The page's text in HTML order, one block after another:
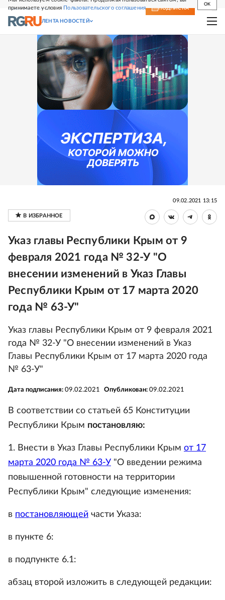
принимаете условия Пользовательского соглашения
OK
СВЕЖИЙ НОМЕР ПОДПИСКА
ЛЕНТА НОВОСТЕЙ
09.02.2021 13:15
Указ главы Республики Крым от 9
февраля 2021 года № 32-У "О
внесении изменений в Указ Главы
Республики Крым от 17 марта 2020
года № 63-У"
Указ главы Республики Крым от 9 февраля 2021
года № 32-У "О внесении изменений в Указ
Главы Республики Крым от 17 марта 2020 года
№ 63-У"
Дата подписания: 09.02.2021 Опубликован: 09.02.2021
В соответствии со статьей 65 Конституции
Республики Крым постановляю:
1. Внести в Указ Главы Республики Крым от 17
марта 2020 года № 63-У "О введении режима
повышенной готовности на территории
Республики Крым" следующие изменения:
в постановляющей части Указа:
в пункте 6:
в подпункте 6.1:
абзац второй изложить в следующей редакции: